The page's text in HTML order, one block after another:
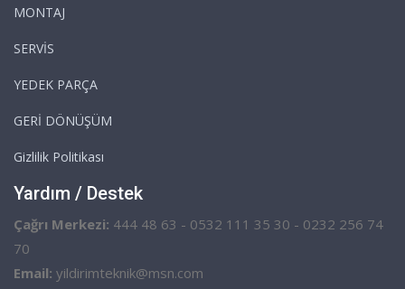
MONTAJ
SERVİS
YEDEK PARÇA
GERİ DÖNÜŞÜM
Gizlilik Politikası
Yardım / Destek
Çağrı Merkezi: 444 48 63 - 0532 111 35 30 - 0232 256 74
70
Email: yildirimteknik@msn.com